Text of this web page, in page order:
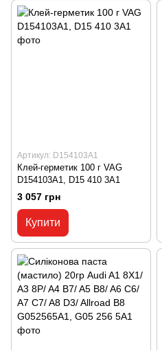
Артикул: D154103A1
Клей-герметик 100 г VAG
D154103A1, D15 410 3A1
3 057 грн
Купити